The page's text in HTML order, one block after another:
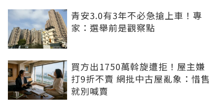
青安3.0有3年不必急搶上車！專
家：選舉前是觀察點
買方出1750萬斡旋遭拒！屋主嫌
打9折不賣 網批中古屋亂象：惜售
就別喊賣